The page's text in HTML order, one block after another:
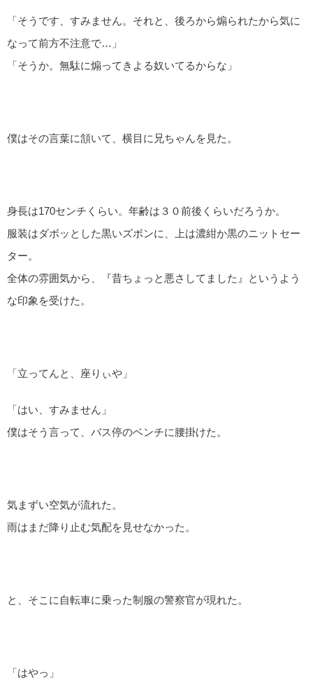
「そうです、すみません。それと、後ろから煽られたから気に
なって前方不注意で…」
「そうか。無駄に煽ってきよる奴いてるからな」
僕はその言葉に頷いて、横目に兄ちゃんを見た。
身長は170センチくらい。年齢は３０前後くらいだろうか。
服装はダボッとした黒いズボンに、上は濃紺か黒のニットセー
ター。
全体の雰囲気から、『昔ちょっと悪さしてました』というよう
な印象を受けた。
「立ってんと、座りぃや」
「はい、すみません」
僕はそう言って、バス停のベンチに腰掛けた。
気まずい空気が流れた。
雨はまだ降り止む気配を見せなかった。
と、そこに自転車に乗った制服の警察官が現れた。
「はやっ」